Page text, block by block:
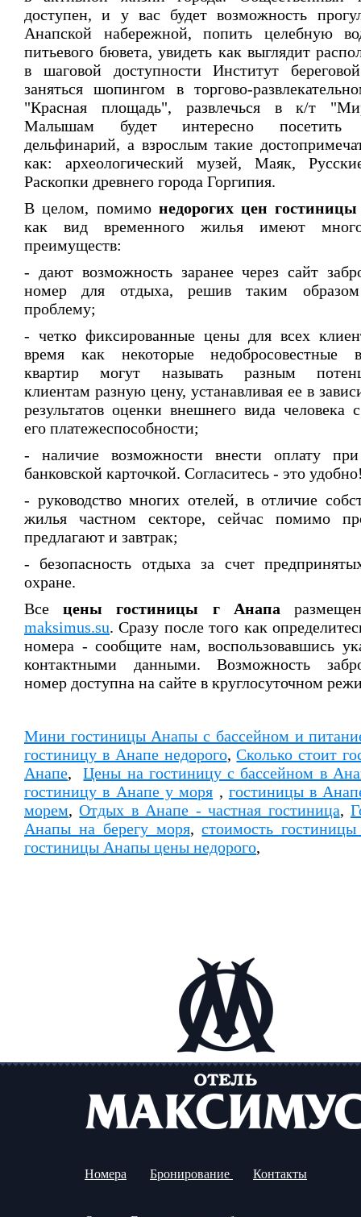
доступен, и у вас будет возможность
Анапской набережной, попить целебную
питьевого бювета, увидеть как выглядит
в шаговой доступности Институт
заняться шопингом в торгово-
"Красная площадь", развлечься в к/т
Малышам будет интересно посетить
дельфинарий, а взрослым такие
как: археологический музей, Маяк,
Раскопки древнего города Горгипия.
В целом, помимо недорогих цен
как вид временного жилья имеют
преимуществ:
- дают возможность заранее через сайт
номер для отдыха, решив таким
проблему;
- четко фиксированные цены для всех
время как некоторые недобросовестные
квартир могут называть разным
клиентам разную цену, устанавливая ее в
результатов оценки внешнего вида человека
его платежеспособности;
- наличие возможности внести оплату
банковской карточкой. Согласитесь - это
- руководство многих отелей, в отличие
жилья частном секторе, сейчас помимо
предлагают и завтрак;
- безопасность отдыха за счет
охране.
Всецены гостиницы г Анапа
maksimus.su. Сразу после того как
номера - сообщите нам, воспользовавшись
контактными данными. Возможность
номер доступна на сайте в круглосуточном
Мини гостиницы Анапы с бассейном и
гостиницу в Анапе недорого,Cколько стоит
Анапе,Цены на гостиницу с бассейном в
гостиницу в Анапе у моря , гостиницы в
морем,Отдых в Анапе - частная гостиница,
Анапы на берегу моря,стоимость
гостиницы Анапы цены недорого,
Номера Бронирование Контакты